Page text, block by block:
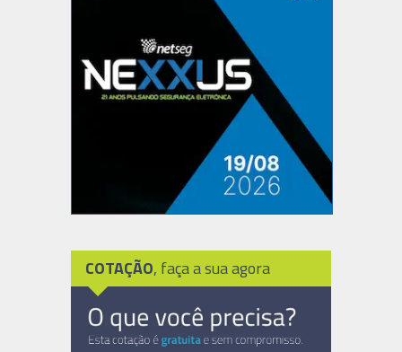
COTAÇÃO, faça a sua agora